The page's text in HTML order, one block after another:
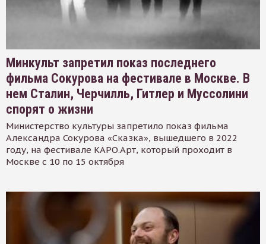
Минкульт запретил показ последнего
фильма Сокурова на фестивале в Москве. В
нем Сталин, Черчилль, Гитлер и Муссолини
спорят о жизни
Министерство культуры запретило показ фильма
Александра Сокурова «Сказка», вышедшего в 2022
году, на фестивале КАРО.Арт, который проходит в
Москве с 10 по 15 октября